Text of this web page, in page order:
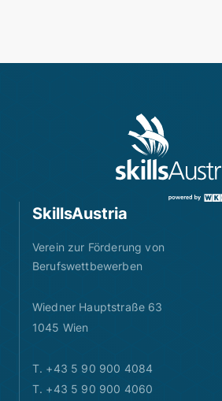
SkillsAustria
Verein zur Förderung von
Berufswettbewerben
Wiedner Hauptstraße 63
1045 Wien
T. +43 5 90 900 4084
T. +43 5 90 900 4060